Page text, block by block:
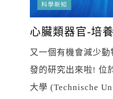
科學新知
心臟類器官-培
又一個有機會減少
發的研究出來啦! 位
大學 (Technische